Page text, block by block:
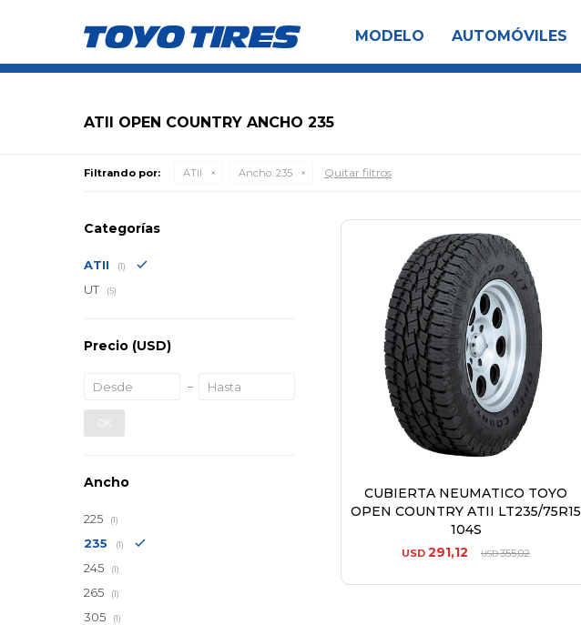
MODELO AUTOMÓVILES
ATII OPEN COUNTRY ANCHO 235
Filtrando por: ATII Ancho: 235 Quitar filtros
CUBIERTA NEUMATICO TOYO
OPEN COUNTRY ATII LT235/75R15
104S
USD 291,12 USD355,02
Categorías
ATII (1)
UT (5)
Precio (USD)
OK
Ancho
225 (1)
235 (1)
245 (1)
265 (1)
305 (1)